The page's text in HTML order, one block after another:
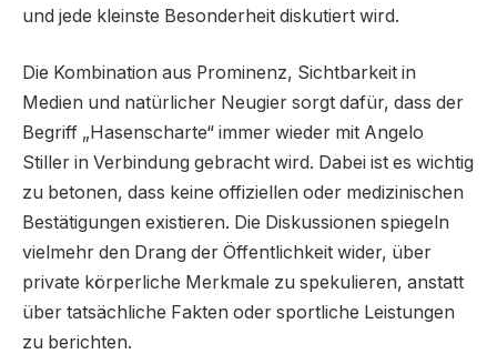
und jede kleinste Besonderheit diskutiert wird.
Die Kombination aus Prominenz, Sichtbarkeit in
Medien und natürlicher Neugier sorgt dafür, dass der
Begriff „Hasenscharte“ immer wieder mit Angelo
Stiller in Verbindung gebracht wird. Dabei ist es wichtig
zu betonen, dass keine offiziellen oder medizinischen
Bestätigungen existieren. Die Diskussionen spiegeln
vielmehr den Drang der Öffentlichkeit wider, über
private körperliche Merkmale zu spekulieren, anstatt
über tatsächliche Fakten oder sportliche Leistungen
zu berichten.